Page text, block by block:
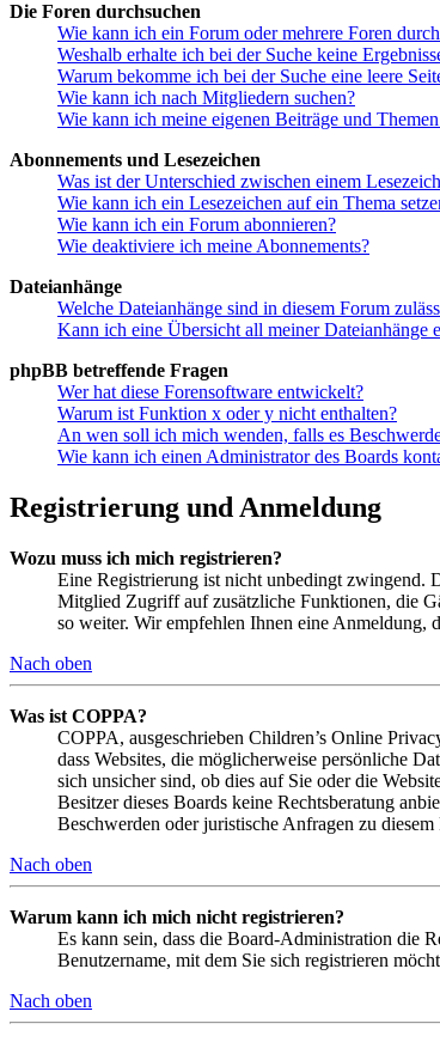
Die Foren durchsuchen
Wie kann ich ein Forum oder mehrere Foren
Weshalb erhalte ich bei der Suche keine
Warum bekomme ich bei der Suche eine leere
Wie kann ich nach Mitgliedern suchen?
Wie kann ich meine eigenen Beiträge und
Abonnements und Lesezeichen
Was ist der Unterschied zwischen einem
Wie kann ich ein Lesezeichen auf ein Thema
Wie kann ich ein Forum abonnieren?
Wie deaktiviere ich meine Abonnements?
Dateianhänge
Welche Dateianhänge sind in diesem Forum
Kann ich eine Übersicht all meiner Dateianhänge
phpBB betreffende Fragen
Wer hat diese Forensoftware entwickelt?
Warum ist Funktion x oder y nicht enthalten?
An wen soll ich mich wenden, falls es
Wie kann ich einen Administrator des Boards
Registrierung und Anmeldung
Wozu muss ich mich registrieren?
Eine Registrierung ist nicht unbedingt zwingend.
Mitglied Zugriff auf zusätzliche Funktionen, die
so weiter. Wir empfehlen Ihnen eine Anmeldung,
Nach oben
Was ist COPPA?
COPPA, ausgeschrieben Children’s Online
dass Websites, die möglicherweise persönliche
sich unsicher sind, ob dies auf Sie oder die
Besitzer dieses Boards keine Rechtsberatung
Beschwerden oder juristische Anfragen zu
Nach oben
Warum kann ich mich nicht registrieren?
Es kann sein, dass die Board-Administration die
Benutzername, mit dem Sie sich registrieren
Nach oben